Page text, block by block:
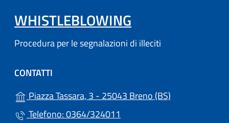
WHISTLEBLOWING
Procedura per le segnalazioni di illeciti
CONTATTI
Piazza Tassara, 3 - 25043 Breno (BS)
Telefono: 0364/324011